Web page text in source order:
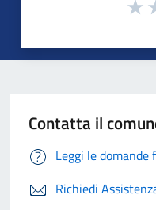
Contatta il
Leggi le domande
Richiedi